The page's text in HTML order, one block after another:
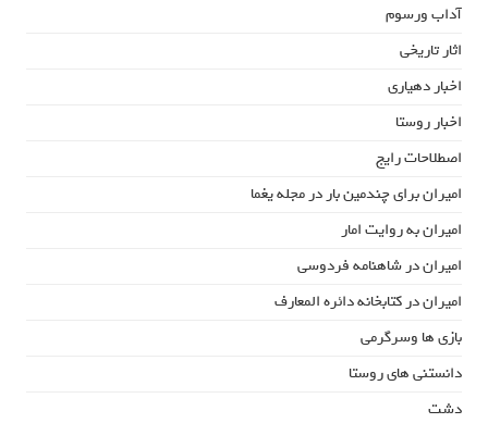
آداب ورسوم
اثار تاریخی
اخبار دهیاری
اخبار روستا
اصطلاحات رایج
امیران برای چندمین بار در مجله یغما
امیران به روایت امار
امیران در شاهنامه فردوسی
امیران در کتابخانه دائره المعارف
بازی ها وسرگرمی
دانستنی های روستا
دشت